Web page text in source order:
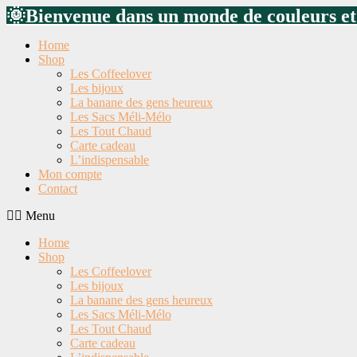
Aller
au
contenu
🌞Bienvenue dans un monde de couleurs
Home
Shop
Les Coffeelover
Les bijoux
La banane des gens heureux
Les Sacs Méli-Mélo
Les Tout Chaud
Carte cadeau
L’indispensable
Mon compte
Contact
Menu
Home
Shop
Les Coffeelover
Les bijoux
La banane des gens heureux
Les Sacs Méli-Mélo
Les Tout Chaud
Carte cadeau